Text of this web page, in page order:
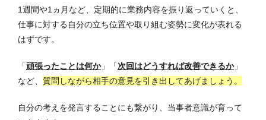
1週間や1ヵ月など、定期的に業務内容を振り返っていくと、
仕事に対する自分の立ち位置や取り組む姿勢に変化が表れる
はずです。
「頑張ったことは何か」「次回はどうすれば改善できるか」
など、 質問しながら相手の意見を引き出してあげましょう。
自分の考えを発言することにも繋がり、当事者意識が育って